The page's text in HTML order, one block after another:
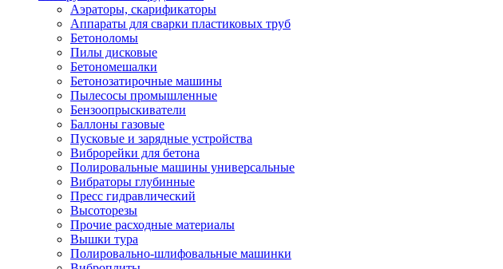
Аэраторы, скарификаторы
Аппараты для сварки пластиковых труб
Бетоноломы
Пилы дисковые
Бетономешалки
Бетонозатирочные машины
Пылесосы промышленные
Бензоопрыскиватели
Баллоны газовые
Пусковые и зарядные устройства
Виброрейки для бетона
Полировальные машины универсальные
Вибраторы глубинные
Пресс гидравлический
Высоторезы
Прочие расходные материалы
Вышки тура
Полировально-шлифовальные машинки